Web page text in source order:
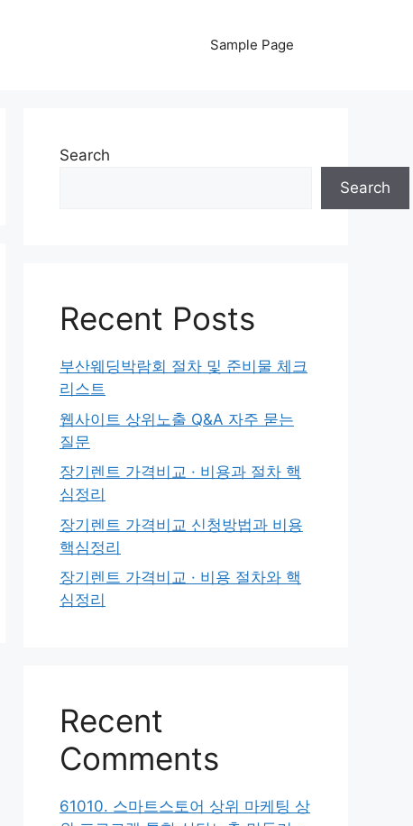
Sample Page
Search
Search
Recent Posts
부산웨딩박람회 절차 및 준비물 체크
리스트
웹사이트 상위노출 Q&A 자주 묻는
질문
장기렌트 가격비교 · 비용과 절차 핵
심정리
장기렌트 가격비교 신청방법과 비용
핵심정리
장기렌트 가격비교 · 비용 절차와 핵
심정리
Recent
Comments
61010. 스마트스토어 상위 마케팅 상